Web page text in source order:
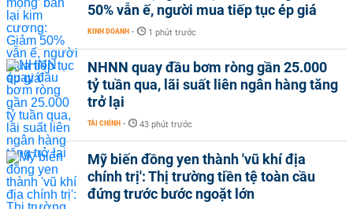
50% vẫn ế, người mua tiếp tục ép giá
KINH DOANH - 1 phút trước
NHNN quay đầu bơm ròng gần 25.000
tỷ tuần qua, lãi suất liên ngân hàng tăng
trở lại
TÀI CHÍNH - 43 phút trước
Mỹ biến đồng yen thành 'vũ khí địa
chính trị': Thị trường tiền tệ toàn cầu
đứng trước bước ngoặt lớn